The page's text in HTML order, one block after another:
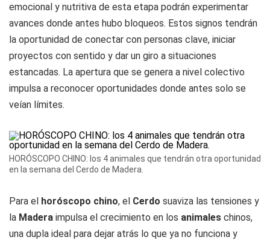
emocional y nutritiva de esta etapa podrán experimentar
avances donde antes hubo bloqueos. Estos signos tendrán
la oportunidad de conectar con personas clave, iniciar
proyectos con sentido y dar un giro a situaciones
estancadas. La apertura que se genera a nivel colectivo
impulsa a reconocer oportunidades donde antes solo se
veían límites.
HORÓSCOPO CHINO: los 4 animales que tendrán otra oportunidad
en la semana del Cerdo de Madera.
Para el horóscopo chino, el Cerdo suaviza las tensiones y
la Madera impulsa el crecimiento en los animales chinos,
una dupla ideal para dejar atrás lo que ya no funciona y